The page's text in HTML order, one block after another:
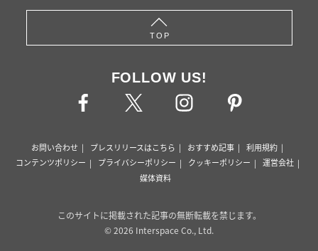
TOP
FOLLOW US!
お問い合わせ プレスリリースはこちら おすすめ記事
利用規約
コンテンツポリシー
プライバシーポリシー クッキーポリシー
運営会社
媒体資料
このサイトに掲載された記事の無断転載を禁じます。
© 2026 Interspace Co., Ltd.